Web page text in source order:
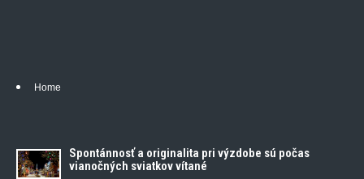
Home
Spontánnosť a originalita pri výzdobe sú počas
vianočných sviatkov vítané